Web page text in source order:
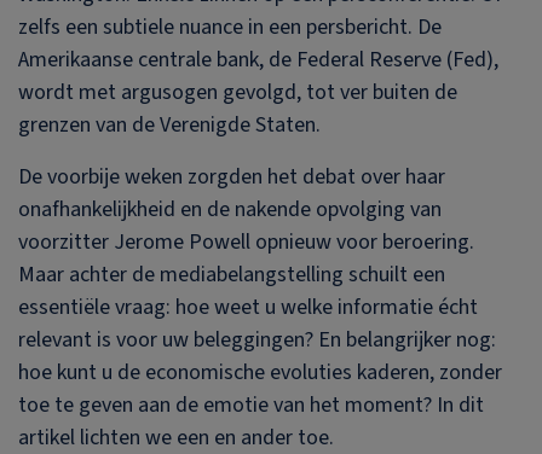
zelfs een subtiele nuance in een persbericht. De
Amerikaanse centrale bank, de Federal Reserve (Fed),
wordt met argusogen gevolgd, tot ver buiten de
grenzen van de Verenigde Staten.
De voorbije weken zorgden het debat over haar
onafhankelijkheid en de nakende opvolging van
voorzitter Jerome Powell opnieuw voor beroering.
Maar achter de mediabelangstelling schuilt een
essentiële vraag: hoe weet u welke informatie écht
relevant is voor uw beleggingen? En belangrijker nog:
hoe kunt u de economische evoluties kaderen, zonder
toe te geven aan de emotie van het moment? In dit
artikel lichten we een en ander toe.